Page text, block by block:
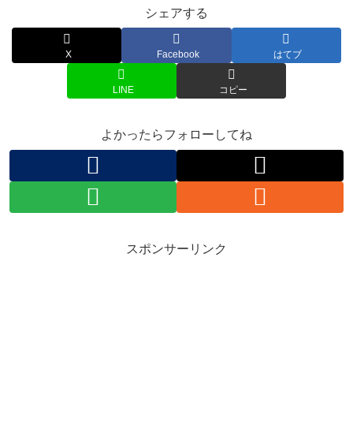
シェアする
X Facebook はてブ
LINE コピー
よかったらフォローしてね
スポンサーリンク